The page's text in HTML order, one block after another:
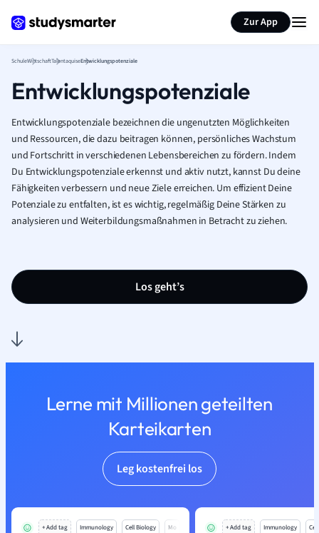
Zur App
SchuleWirtschaftTalentaquiseEntwicklungspotenziale
Entwicklungspotenziale
Entwicklungspotenziale bezeichnen die ungenutzten Möglichkeiten
und Ressourcen, die dazu beitragen können, persönliches Wachstum
und Fortschritt in verschiedenen Lebensbereichen zu fördern. Indem
Du Entwicklungspotenziale erkennst und aktiv nutzt, kannst Du deine
Fähigkeiten verbessern und neue Ziele erreichen. Um effizient Deine
Potenziale zu entfalten, ist es wichtig, regelmäßig Deine Stärken zu
analysieren und Weiterbildungsmaßnahmen in Betracht zu ziehen.
Los geht’s
Lerne mit Millionen geteilten
Karteikarten
Leg kostenfrei los
+ Add tag Immunology Cell Biology Mo + Add tag Immunology
Seite zusammenfassen